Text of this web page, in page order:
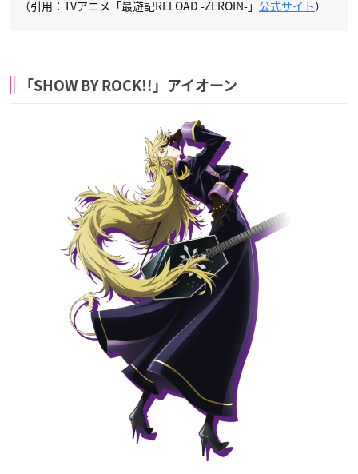
（引用：TVアニメ「最遊記RELOAD -ZEROIN-」 公式サイト）
「SHOW BY ROCK!!」アイオーン